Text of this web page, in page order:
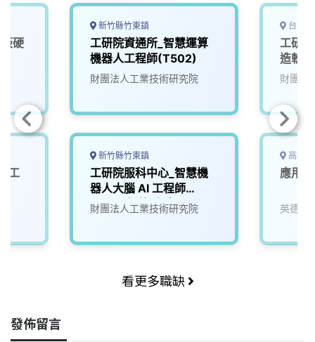
o
s
I
n
n
硬
工
新竹縣竹東鎮
工研院資通所_智慧運算
機器人工程師(T502)
財團法人工業技術研究院
新竹縣竹東鎮
工研院服科中心_智慧機
器人大腦 AI 工程師
(A000新竹/台南)
財團法人工業技術研究院
台中
工研
造軟
財團法
高雄
應用
英德睿
看更多職缺
發佈留言